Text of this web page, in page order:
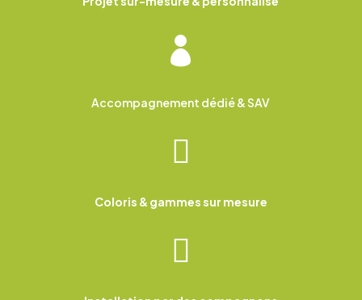

Accompagnement dédié & SAV

Coloris & gammes sur mesure
